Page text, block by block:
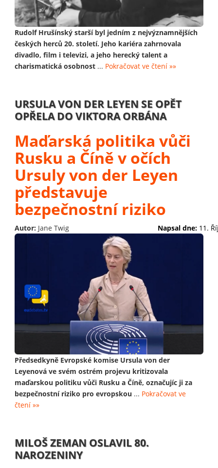
Rudolf Hrušínský starší byl jedním z nejvýznamnějších
českých herců 20. století. Jeho kariéra zahrnovala
divadlo, film i televizi, a jeho herecký talent a
charismatická osobnost ... Pokračovat ve čtení »»
URSULA VON DER LEYEN SE OPĚT
OPŘELA DO VIKTORA ORBÁNA
Maďarská politika vůči
Rusku a Číně v očích
Ursuly von der Leyen
představuje
bezpečnostní riziko
Autor: Jane Twig Napsal dne: 11.
Předsedkyně Evropské komise Ursula von der
Leyenová ve svém ostrém projevu kritizovala
maďarskou politiku vůči Rusku a Číně, označujíc ji za
bezpečnostní riziko pro evropskou ... Pokračovat ve
čtení »»
MILOŠ ZEMAN OSLAVIL 80.
NAROZENINY